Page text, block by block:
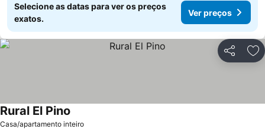
Selecione as datas para ver os preços
exatos.
Ver preços
Partilhar
Casa/apartamento inteiro
Rural El Pino